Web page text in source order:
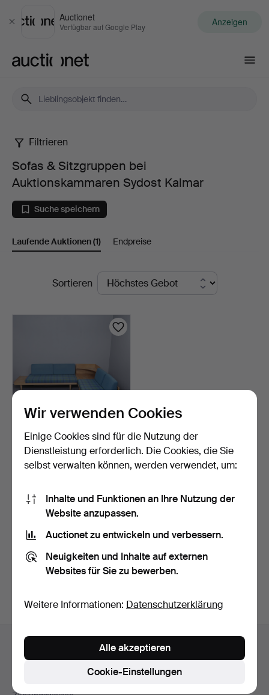
Schließen
Auctionet
Verfügbar auf Google Play Anzeigen
Sofas
Sitzgruppen
bei
Sydost
Kalmar
Filtrieren
Sofas & Sitzgruppen bei
Auktionskammaren Sydost Kalmar
Suche speichern
Laufende Auktionen(1) Endpreise
LaufendeSortieren
HALDOR VIK & INGEMAR
RELLING. ZWEI
TAGESBE…
2 Tage
54 USD
Sie können auch inBeendete Auktionen aus unserem
suchen.
Fußzeilen-
Kontakt mit dem Support aufnehmen
Wir verwenden Cookies
Einige Cookies sind für die Nutzung der
Dienstleistung erforderlich. Die Cookies, die Sie
selbst verwalten können, werden verwendet, um:
Inhalte und Funktionen an Ihre Nutzung der
Website anzupassen.
Auctionet zu entwickeln und verbessern.
Neuigkeiten und Inhalte auf externen
Websites für Sie zu bewerben.
Weitere Informationen: Datenschutzerklärung
Cookie-Einstellungen
Alle akzeptieren